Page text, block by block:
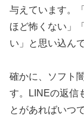
与えています。
ほど怖くない」
い」と思い込ん
確かに、ソフト
す。LINEの返信
とがあればいつ